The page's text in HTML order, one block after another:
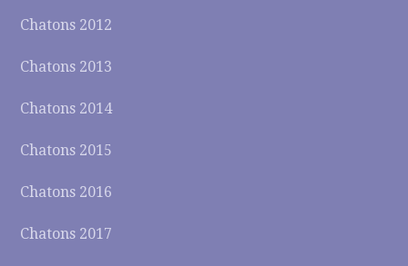
Chatons 2012
Chatons 2013
Chatons 2014
Chatons 2015
Chatons 2016
Chatons 2017